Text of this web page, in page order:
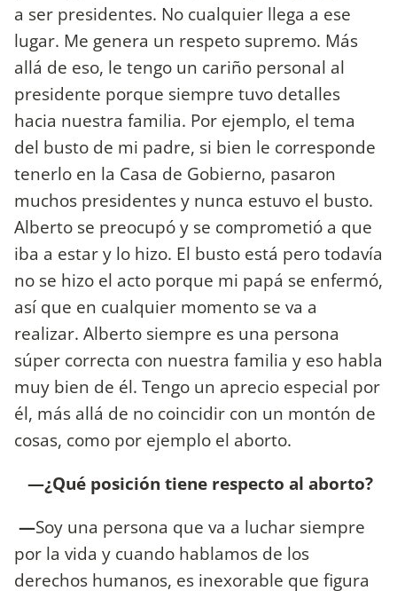
a ser presidentes. No cualquier llega a ese
lugar. Me genera un respeto supremo. Más
allá de eso, le tengo un cariño personal al
presidente porque siempre tuvo detalles
hacia nuestra familia. Por ejemplo, el tema
del busto de mi padre, si bien le corresponde
tenerlo en la Casa de Gobierno, pasaron
muchos presidentes y nunca estuvo el busto.
Alberto se preocupó y se comprometió a que
iba a estar y lo hizo. El busto está pero todavía
no se hizo el acto porque mi papá se enfermó,
así que en cualquier momento se va a
realizar. Alberto siempre es una persona
súper correcta con nuestra familia y eso habla
muy bien de él. Tengo un aprecio especial por
él, más allá de no coincidir con un montón de
cosas, como por ejemplo el aborto.
—¿Qué posición tiene respecto al aborto?
—Soy una persona que va a luchar siempre
por la vida y cuando hablamos de los
derechos humanos, es inexorable que figura